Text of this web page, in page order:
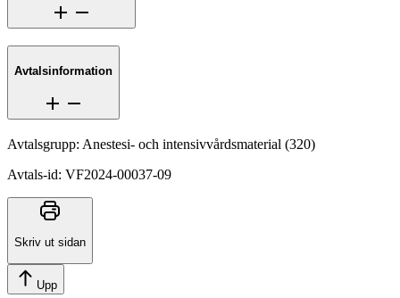
Avtalsinformation
Avtalsgrupp: Anestesi- och intensivvårdsmaterial (320)
Avtals-id: VF2024-00037-09
Skriv ut sidan
Upp